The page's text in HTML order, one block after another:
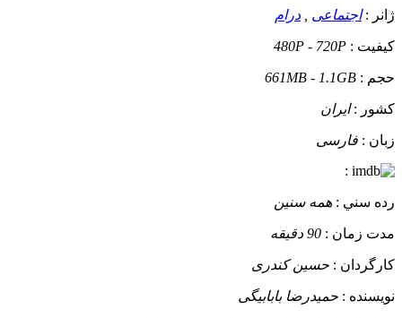
ژانر :اجتماعی درام
کيفيت : 480P - 720P
حجم : 661MB - 1.1GB
کشور :ایران
زبان : فارسی
:
رده سني : همه سنین
مدت زمان : 90 دقیقه
کارگردان : حسین کندری
نويسنده : حمیدرضا بابابیگی